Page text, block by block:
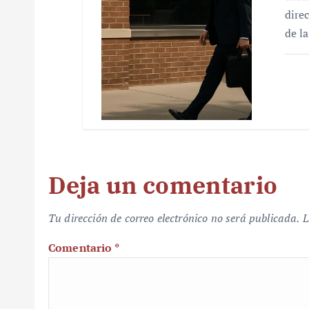
de
Deja un comentario
Tu dirección de correo electrónico no será publicada.
Comentario *